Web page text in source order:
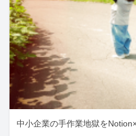
中小企業の手作業地獄を